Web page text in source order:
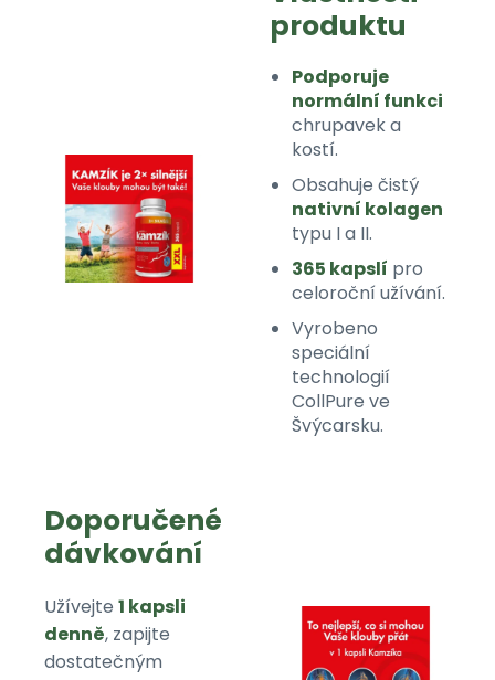
produktu
Podporuje
normální funkci
chrupavek a
kostí.
Obsahuje čistý
nativní kolagen
typu I a II.
365 kapslí pro
celoroční užívání.
Vyrobeno
speciální
technologií
CollPure ve
Švýcarsku.
Doporučené
dávkování
Užívejte 1 kapsli
denně, zapijte
dostatečným